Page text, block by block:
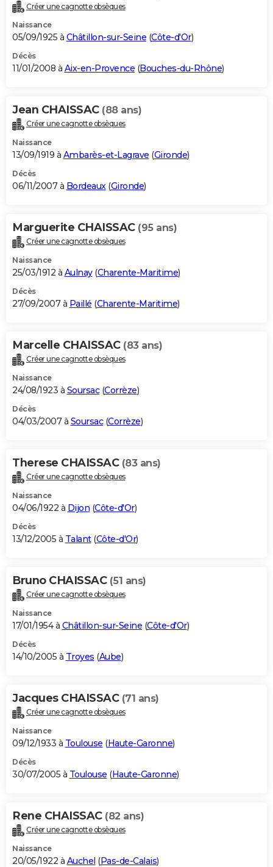
Créer une cagnotte obsèques
Naissance
05/09/1925 à Châtillon-sur-Seine (Côte-d'Or)
Décès
11/01/2008 à Aix-en-Provence (Bouches-du-Rhône)
Jean CHAISSAC (88 ans)
Créer une cagnotte obsèques
Naissance
13/09/1919 à Ambarès-et-Lagrave (Gironde)
Décès
06/11/2007 à Bordeaux(Gironde)
Marguerite CHAISSAC (95 ans)
Créer une cagnotte obsèques
Naissance
25/03/1912 à Aulnay(Charente-Maritime)
Décès
27/09/2007 à Paillé (Charente-Maritime)
Marcelle CHAISSAC (83 ans)
Créer une cagnotte obsèques
Naissance
24/08/1923 à Soursac(Corrèze)
Décès
04/03/2007 à Soursac(Corrèze)
Therese CHAISSAC (83 ans)
Créer une cagnotte obsèques
Naissance
04/06/1922 à Dijon (Côte-d'Or)
Décès
13/12/2005 à Talant(Côte-d'Or)
Bruno CHAISSAC (51 ans)
Créer une cagnotte obsèques
Naissance
17/01/1954 à Châtillon-sur-Seine (Côte-d'Or)
Décès
14/10/2005 à Troyes (Aube)
Jacques CHAISSAC (71 ans)
Créer une cagnotte obsèques
Naissance
09/12/1933 à Toulouse (Haute-Garonne)
Décès
30/07/2005 à Toulouse (Haute-Garonne)
Rene CHAISSAC (82 ans)
Créer une cagnotte obsèques
Naissance
20/05/1922 à Auchel (Pas-de-Calais)